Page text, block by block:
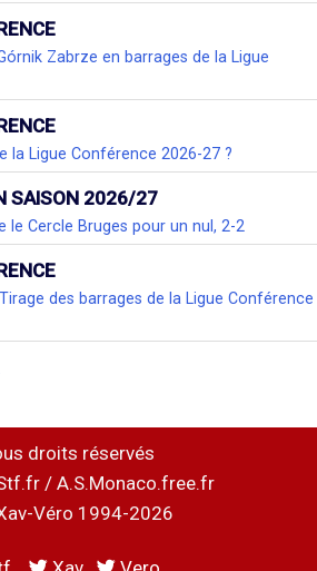
Zabrze en barrages de la Ligue
la Ligue Conférence 2026-27 ?
SAISON 2026/27
le Cercle Bruges pour un nul, 2-2
des barrages de la Ligue Conférence
droits réservés
/ A.S.Monaco.free.fr
Véro 1994-2026